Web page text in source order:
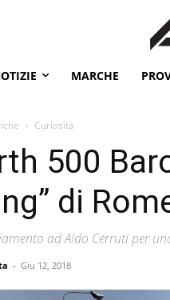
MARCHE
Curiosità
500
di
ad Aldo Cerruti per
- Giu 12, 2018